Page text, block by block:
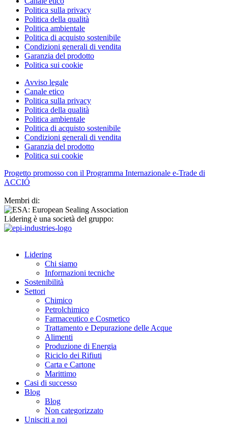
Politica sulla privacy
Politica della qualità
Politica ambientale
Politica di acquisto sostenibile
Condizioni generali di vendita
Garanzia del prodotto
Politica sui cookie
Avviso legale
Canale etico
Politica sulla privacy
Politica della qualità
Politica ambientale
Politica di acquisto sostenibile
Condizioni generali di vendita
Garanzia del prodotto
Politica sui cookie
Progetto promosso con il Programma Internazionale e-Trade di
ACCIÓ
Membri di:
Lidering è una società del gruppo:
Lidering
Chi siamo
Informazioni tecniche
Sostenibilità
Settori
Chimico
Petrolchimico
Farmaceutico e Cosmetico
Trattamento e Depurazione delle Acque
Alimenti
Produzione di Energia
Riciclo dei Rifiuti
Carta e Cartone
Marittimo
Casi di successo
Blog
Blog
Non categorizzato
Unisciti a noi